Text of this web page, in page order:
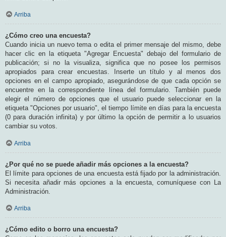
Arriba
¿Cómo creo una encuesta?
Cuando inicia un nuevo tema o edita el primer mensaje del mismo, debe
hacer clic en la etiqueta "Agregar Encuesta" debajo del formulario de
publicación; si no la visualiza, significa que no posee los permisos
apropiados para crear encuestas. Inserte un título y al menos dos
opciones en el campo apropiado, asegurándose de que cada opción se
encuentre en la correspondiente línea del formulario. También puede
elegir el número de opciones que el usuario puede seleccionar en la
etiqueta "Opciones por usuario", el tiempo límite en días para la encuesta
(0 para duración infinita) y por último la opción de permitir a lo usuarios
cambiar su votos.
Arriba
¿Por qué no se puede añadir más opciones a la encuesta?
El límite para opciones de una encuesta está fijado por la administración.
Si necesita añadir más opciones a la encuesta, comuníquese con La
Administración.
Arriba
¿Cómo edito o borro una encuesta?